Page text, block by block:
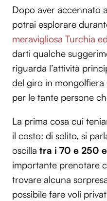
Dopo aver accennato
potrai esplorare
meravigliosa Turchia
darti qualche
riguarda l’attività
del giro in
per le tante persone
La prima cosa cui
il costo: di solito, si
oscilla tra i 70 e 250
importante prenotare
trovare alcuna
possibile fare voli